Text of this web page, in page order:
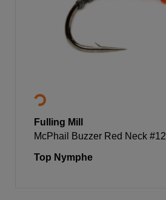
Fulling Mill
McPhail Buzzer Red Neck #12
Top Nymphe